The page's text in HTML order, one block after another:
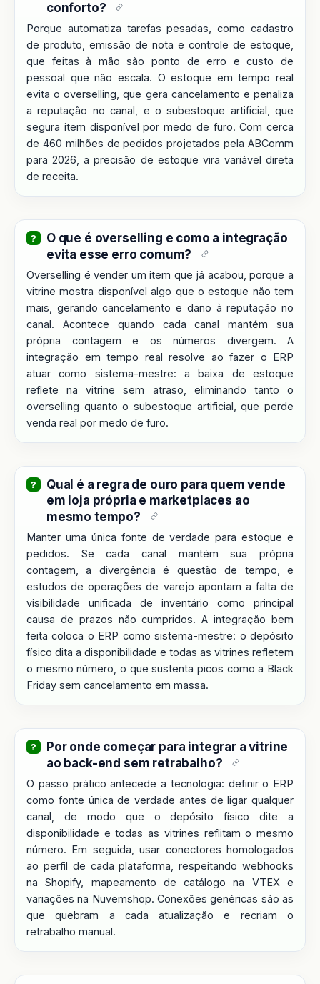
conforto?
Porque automatiza tarefas pesadas, como cadastro
de produto, emissão de nota e controle de estoque,
que feitas à mão são ponto de erro e custo de
pessoal que não escala. O estoque em tempo real
evita o overselling, que gera cancelamento e penaliza
a reputação no canal, e o subestoque artificial, que
segura item disponível por medo de furo. Com cerca
de 460 milhões de pedidos projetados pela ABComm
para 2026, a precisão de estoque vira variável direta
de receita.
O que é overselling e como a integração
evita esse erro comum?
Overselling é vender um item que já acabou, porque a
vitrine mostra disponível algo que o estoque não tem
mais, gerando cancelamento e dano à reputação no
canal. Acontece quando cada canal mantém sua
própria contagem e os números divergem. A
integração em tempo real resolve ao fazer o ERP
atuar como sistema-mestre: a baixa de estoque
reflete na vitrine sem atraso, eliminando tanto o
overselling quanto o subestoque artificial, que perde
venda real por medo de furo.
Qual é a regra de ouro para quem vende
em loja própria e marketplaces ao
mesmo tempo?
Manter uma única fonte de verdade para estoque e
pedidos. Se cada canal mantém sua própria
contagem, a divergência é questão de tempo, e
estudos de operações de varejo apontam a falta de
visibilidade unificada de inventário como principal
causa de prazos não cumpridos. A integração bem
feita coloca o ERP como sistema-mestre: o depósito
físico dita a disponibilidade e todas as vitrines refletem
o mesmo número, o que sustenta picos como a Black
Friday sem cancelamento em massa.
Por onde começar para integrar a vitrine
ao back-end sem retrabalho?
O passo prático antecede a tecnologia: definir o ERP
como fonte única de verdade antes de ligar qualquer
canal, de modo que o depósito físico dite a
disponibilidade e todas as vitrines reflitam o mesmo
número. Em seguida, usar conectores homologados
ao perfil de cada plataforma, respeitando webhooks
na Shopify, mapeamento de catálogo na VTEX e
variações na Nuvemshop. Conexões genéricas são as
que quebram a cada atualização e recriam o
retrabalho manual.